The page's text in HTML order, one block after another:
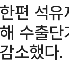
한편 석
해 수출
감소했다.